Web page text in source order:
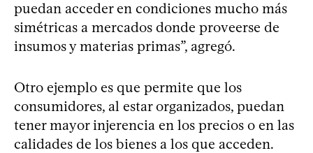
puedan acceder en condiciones mucho más
simétricas a mercados donde proveerse de
insumos y materias primas”, agregó.
Otro ejemplo es que permite que los
consumidores, al estar organizados, puedan
tener mayor injerencia en los precios o en las
calidades de los bienes a los que acceden.